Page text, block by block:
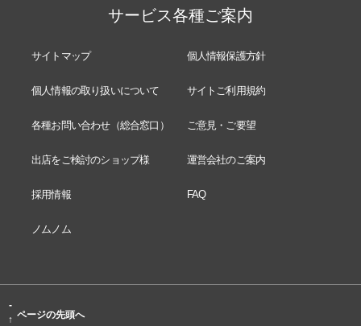
サービス各種ご案内
サイトマップ 個人情報保護方針
個人情報の取り扱いについて サイトご利用規約
各種お問い合わせ（総合窓口） ご意見・ご要望
出店をご検討のショップ様 運営会社のご案内
採用情報 FAQ
ノムノム
-
↑ ページの先頭へ